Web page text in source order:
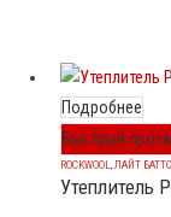
Подробнее
Быстрый
ROCKWOOL,ЛАЙТ БАТТС
Утеплитель